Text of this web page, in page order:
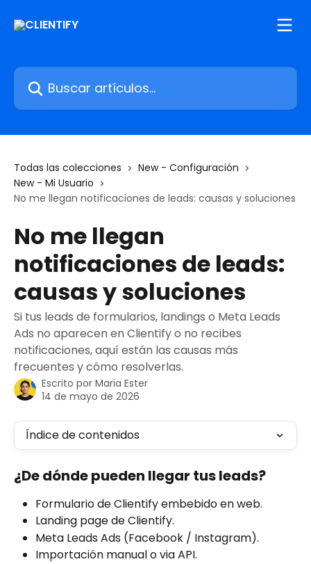
Buscar artículos...
Todas las colecciones
New - Configuración
New - Mi Usuario
No me llegan notificaciones de leads: causas y soluciones
No me llegan
notificaciones de leads:
causas y soluciones
Si tus leads de formularios, landings o Meta Leads
Ads no aparecen en Clientify o no recibes
notificaciones, aquí están las causas más
frecuentes y cómo resolverlas.
Escrito por Maria Ester
14 de mayo de 2026
Índice de contenidos
¿De dónde pueden llegar tus leads?
Formulario de Clientify embebido en web.
Landing page de Clientify.
Meta Leads Ads (Facebook / Instagram).
Importación manual o via API.